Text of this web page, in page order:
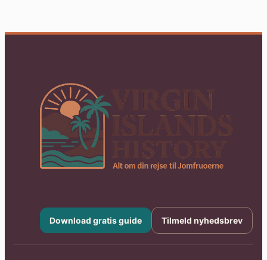
Download gratis guide Tilmeld nyhedsbrev